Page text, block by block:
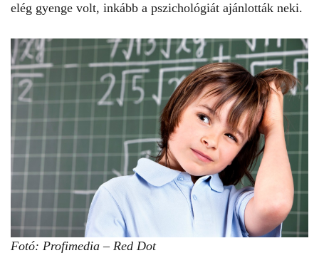
elég gyenge volt, inkább a pszichológiát ajánlották neki.
Fotó: Profimedia – Red Dot